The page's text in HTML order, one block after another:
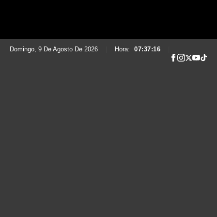
Domingo, 9 De Agosto De 2026 Hora: 07:37:17